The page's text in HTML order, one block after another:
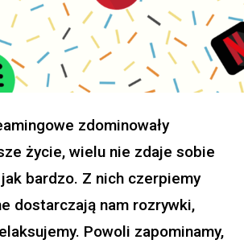
zdominowały
życie, wielu nie zdaje sobie
bardzo. Z nich czerpiemy
dostarczają nam rozrywki,
Powoli zapominamy,